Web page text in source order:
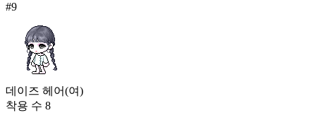
#9
데이즈 헤어(여)
착용 수 8